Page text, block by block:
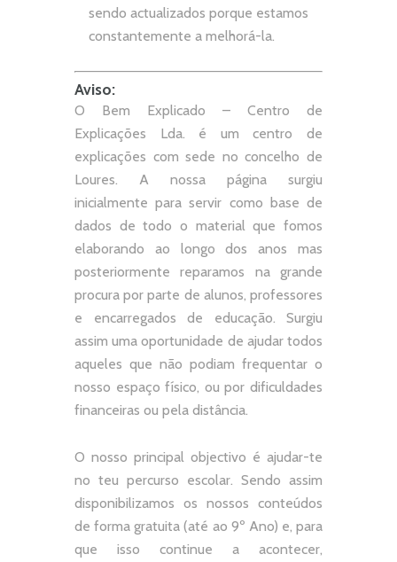
sendo actualizados porque estamos
constantemente a melhorá-la.
Aviso:
O Bem Explicado – Centro de
Explicações Lda. é um centro de
explicações com sede no concelho de
Loures. A nossa página surgiu
inicialmente para servir como base de
dados de todo o material que fomos
elaborando ao longo dos anos mas
posteriormente reparamos na grande
procura por parte de alunos, professores
e encarregados de educação. Surgiu
assim uma oportunidade de ajudar todos
aqueles que não podiam frequentar o
nosso espaço físico, ou por dificuldades
financeiras ou pela distância.
O nosso principal objectivo é ajudar-te
no teu percurso escolar. Sendo assim
disponibilizamos os nossos conteúdos
de forma gratuita (até ao 9º Ano) e, para
que isso continue a acontecer,